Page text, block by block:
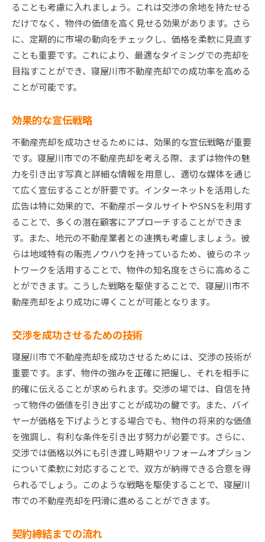
ることも考慮に入れましょう。これは交渉の余地を持たせる
だけでなく、物件の価値を高く見せる効果があります。さら
に、定期的に市場の動向をチェックし、価格を柔軟に見直す
ことも重要です。これにより、最適なタイミングでの売却を
目指すことができ、寝屋川市不動産売却での成功率を高める
ことが可能です。
効果的な宣伝戦略
不動産売却を成功させるためには、効果的な宣伝戦略が重要
です。寝屋川市での不動産売却を考える際、まずは物件の魅
力を引き出す写真と詳細な情報を用意し、適切な媒体を通じ
て広く宣伝することが肝要です。インターネットを活用した
広告は特に効果的で、不動産ポータルサイトやSNSを利用す
ることで、多くの潜在顧客にアプローチすることができま
す。また、地元の不動産業者との連携も考慮しましょう。彼
らは地域特有の販売ノウハウを持っているため、彼らのネッ
トワークを活用することで、物件の知名度をさらに高めるこ
とができます。こうした戦略を駆使することで、寝屋川市不
動産売却をより成功に導くことが可能となります。
交渉を成功させるための技術
寝屋川市で不動産売却を成功させるためには、交渉の技術が
重要です。まず、物件の強みを正確に把握し、それを相手に
的確に伝えることが求められます。交渉の場では、自信を持
って物件の価値を引き出すことが成功の鍵です。また、バイ
ヤーが価格を下げようとする場合でも、物件の将来的な価値
を強調し、有利な条件を引き出す努力が必要です。さらに、
交渉では価格以外にも引き渡し時期やリフォームオプション
について柔軟に対応することで、双方が納得できる合意を得
られるでしょう。このような戦略を駆使することで、寝屋川
市での不動産売却を円滑に進めることができます。
契約締結までの流れ